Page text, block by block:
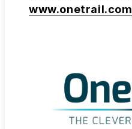
www.onetrail.com